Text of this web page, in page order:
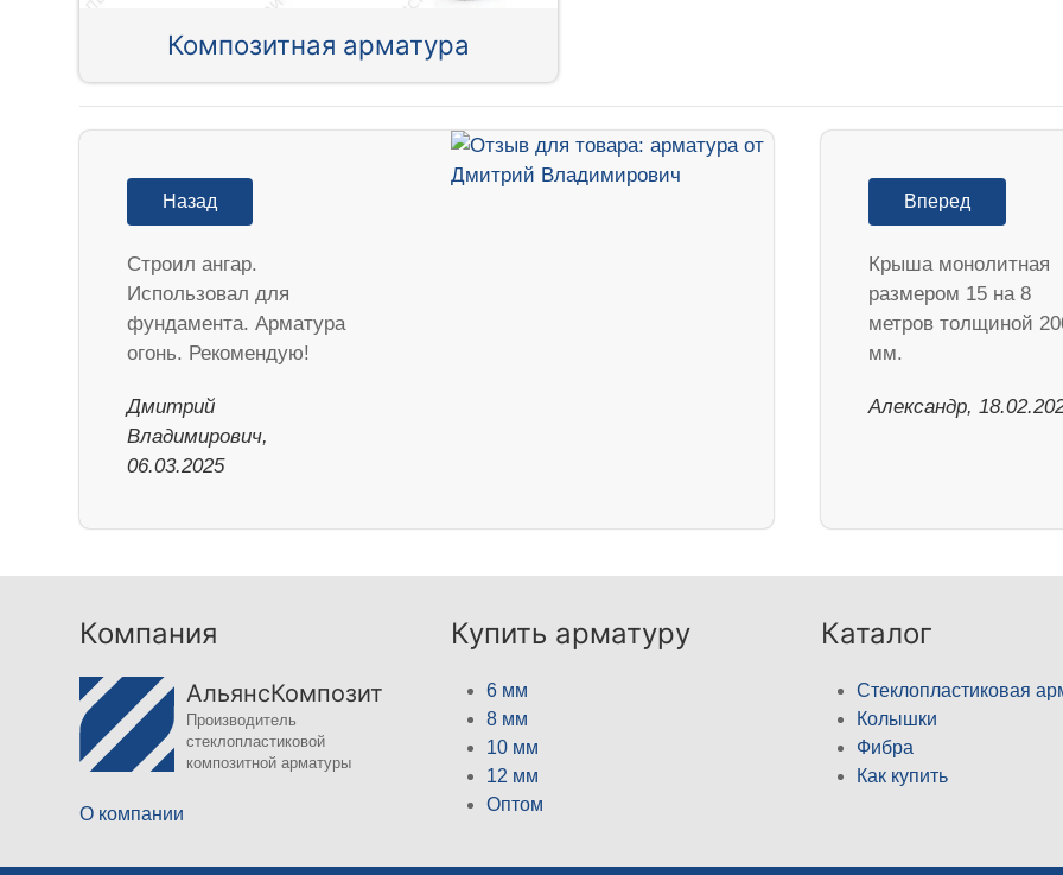
Композитная арматура
Назад
Строил ангар.
Использовал для
фундамента. Арматура
огонь. Рекомендую!
Дмитрий
Владимирович,
06.03.2025
Вперед
Крыша монолитная
размером 15 на 8
метров толщиной
мм.
Александр,
Компания
АльянсКомпозит
Производитель
стеклопластиковой
композитной арматуры
О компании
Купить арматуру
6 мм
8 мм
10 мм
12 мм
Оптом
Каталог
Стеклопластиковая
Колышки
Фибра
Как купить